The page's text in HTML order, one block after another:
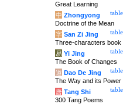
Great Learning
table
中 Zhongyong
Doctrine of the Mean
table
字 San Zi Jing
Three-characters book
table
易 Yi Jing
The Book of Changes
table
道 Dao De Jing
The Way and its Power
table
唐 Tang Shi
300 Tang Poems